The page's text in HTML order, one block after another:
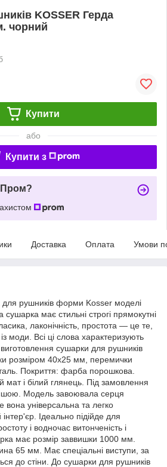
KOSSER Герда
чорний
Купити
або
Купити з
Пром?
Доставка Оплата Умови
для рушників форми Kosser моделі
має стильні строгі прямокутні
лаконічність, простота — це те,
моди. Всі ці слова характеризують
сушарки для рушників
розміром 40х25 мм, перемички
Покриття: фарба порошкова.
мат і білий глянець. Під замовлення
Модель завоювала серця
вона універсальна та легко
Ідеально підійде для
і водночас витонченість і
має розмір заввишки 1000 мм.
65 мм. Має спеціальні виступи, за
до стіни. До сушарки для рушників